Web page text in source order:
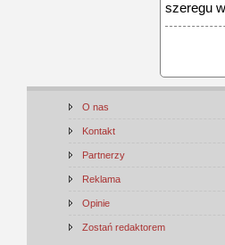
szeregu
O nas
Kontakt
Partnerzy
Reklama
Opinie
Zostań redaktorem